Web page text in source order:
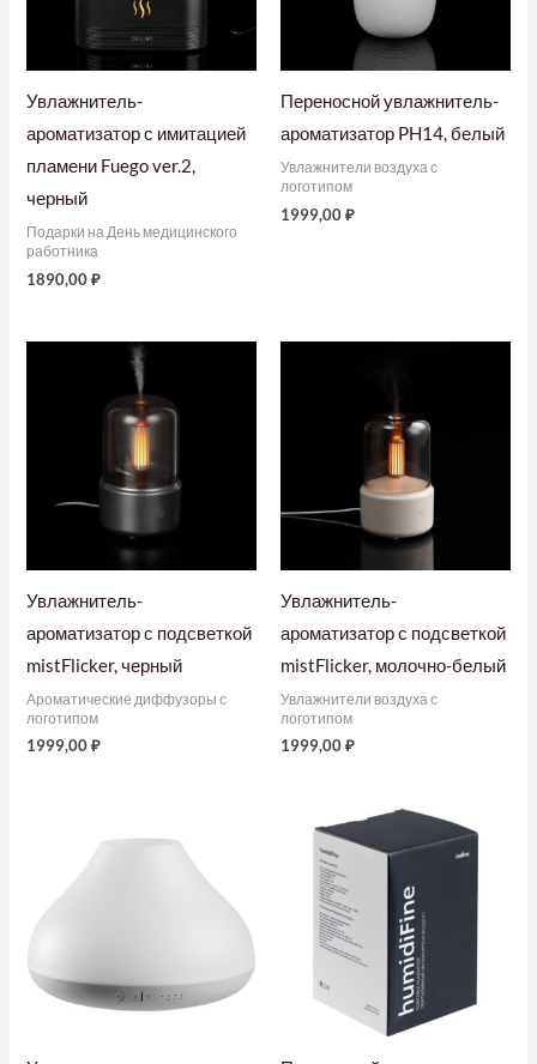
Увлажнитель-
ароматизатор с имитацией
пламени Fuego ver.2,
черный
Подарки на День медицинского
работника
1890,00₽
Переносной увлажнитель-
ароматизатор PH14, белый
Увлажнители воздуха с
логотипом
1999,00₽
Увлажнитель-
ароматизатор с подсветкой
mistFlicker, черный
Ароматические диффузоры с
логотипом
1999,00₽
Увлажнитель-
ароматизатор с подсветкой
mistFlicker, молочно-белый
Увлажнители воздуха с
логотипом
1999,00₽